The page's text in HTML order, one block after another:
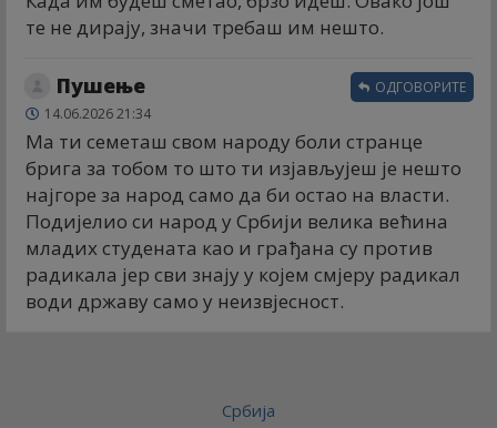
те не дирају, значи требаш им нешто.
Пушење
14.06.2026 21:34
Ма ти семеташ свом народу боли странце
брига за тобом то што ти изјављујеш је нешто
најгоре за народ само да би остао на власти.
Подијелио си народ у Србији велика већина
младих студената као и грађана су против
радикала јер сви знају у којем смјеру радикал
води државу само у неизвјесност.
ОДГОВОРИТЕ
Србија